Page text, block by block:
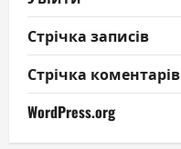
Стрічка записів
Стрічка коментарів
WordPress.org